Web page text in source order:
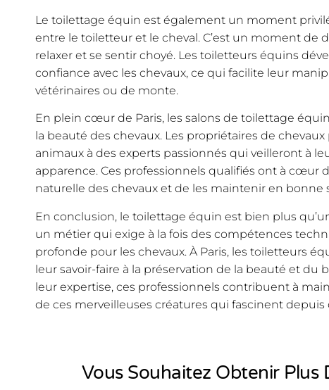
Le toilettage équin est également un moment
entre le toiletteur et le cheval. C’est un moment de
relaxer et se sentir choyé. Les toiletteurs équins
confiance avec les chevaux, ce qui facilite leur
vétérinaires ou de monte.
En plein cœur de Paris, les salons de toilettage
la beauté des chevaux. Les propriétaires de
animaux à des experts passionnés qui veilleront à
apparence. Ces professionnels qualifiés ont à cœur
naturelle des chevaux et de les maintenir en bonne
En conclusion, le toilettage équin est bien plus
un métier qui exige à la fois des compétences
profonde pour les chevaux. À Paris, les toiletteurs
leur savoir-faire à la préservation de la beauté et du
leur expertise, ces professionnels contribuent à
de ces merveilleuses créatures qui fascinent depuis
Vous Souhaitez Obtenir Plus